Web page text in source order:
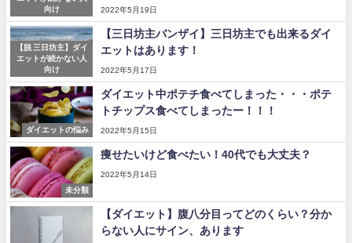
向け
2022年5月19日
【脱 三日坊主】ダイ
エットが続かない人
向け
【三日坊主バンザイ】三日坊主でも出来るダイ
エットはあります！
2022年5月17日
ダイエットの悩み
ダイエット中ポテチ食べてしまった・・・ポテ
トチップス食べてしまったー！！！
2022年5月15日
未分類
痩せたいけど食べたい！40代でも大丈夫？
2022年5月14日
【ダイエット】腹八分目ってどのくらい？分か
らない人にサイン、あります